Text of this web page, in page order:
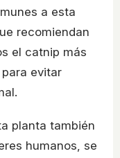
a esta
recomiendan
el catnip más
evitar
planta también
humanos, se